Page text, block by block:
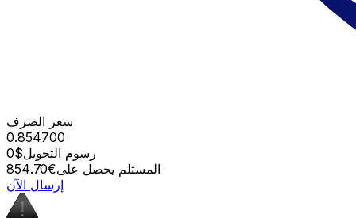
سعر الصرف
0.854700
رسوم التحويل$0
المستلم يحصل على€854.70
إرسال الآن